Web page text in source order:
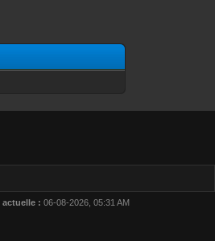
actuelle : 06-08-2026, 05:31 AM